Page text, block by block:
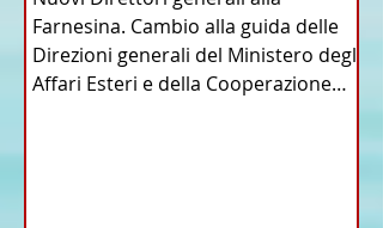
Farnesina. Cambio alla guida delle
Direzioni generali del Ministero degli
Affari Esteri e della Cooperazione